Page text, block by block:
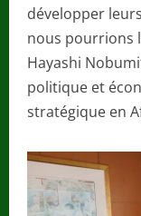
développer
nous pourrions
Hayashi
politique et
stratégique en